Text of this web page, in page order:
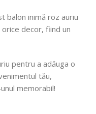
balon inimă roz auriu
decor, fiind un
pentru a adăuga o
tău,
memorabil!